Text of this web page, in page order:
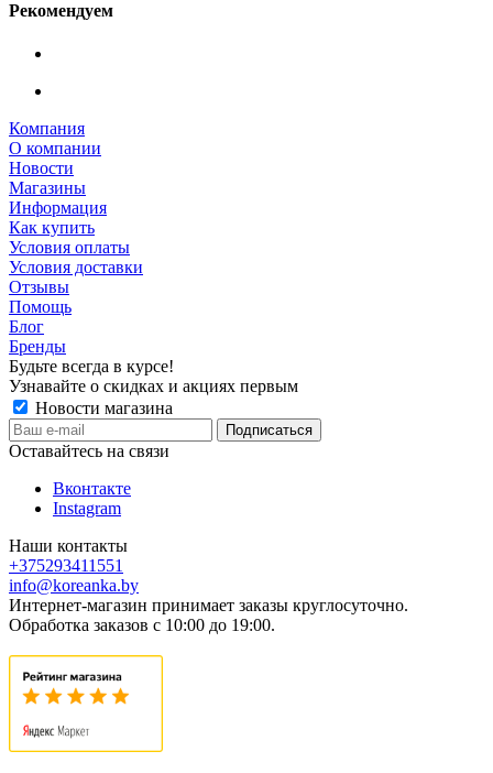
Рекомендуем
Компания
О компании
Новости
Магазины
Информация
Как купить
Условия оплаты
Условия доставки
Отзывы
Помощь
Блог
Бренды
Будьте всегда в курсе!
Узнавайте о скидках и акциях первым
Новости магазина
Оставайтесь на связи
Вконтакте
Instagram
Наши контакты
+375293411551
info@koreanka.by
Интернет-магазин принимает заказы круглосуточно.
Обработка заказов с 10:00 до 19:00.